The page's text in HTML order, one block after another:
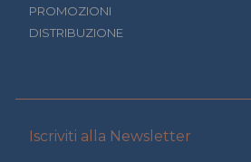
PROMOZIONI
DISTRIBUZIONE
Iscriviti alla Newsletter